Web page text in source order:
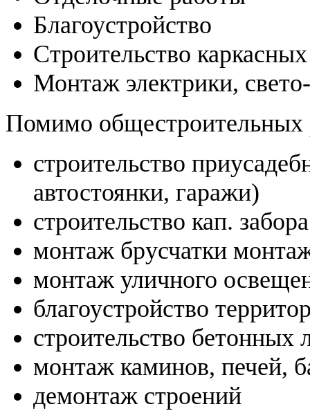
Благоустройство
Строительство
Монтаж электрики,
Помимо общестроительных
строительство
автостоянки, гаражи)
строительство кап. забора
монтаж брусчатки
монтаж уличного
благоустройство
строительство бетонных
монтаж каминов, печей,
демонтаж строений